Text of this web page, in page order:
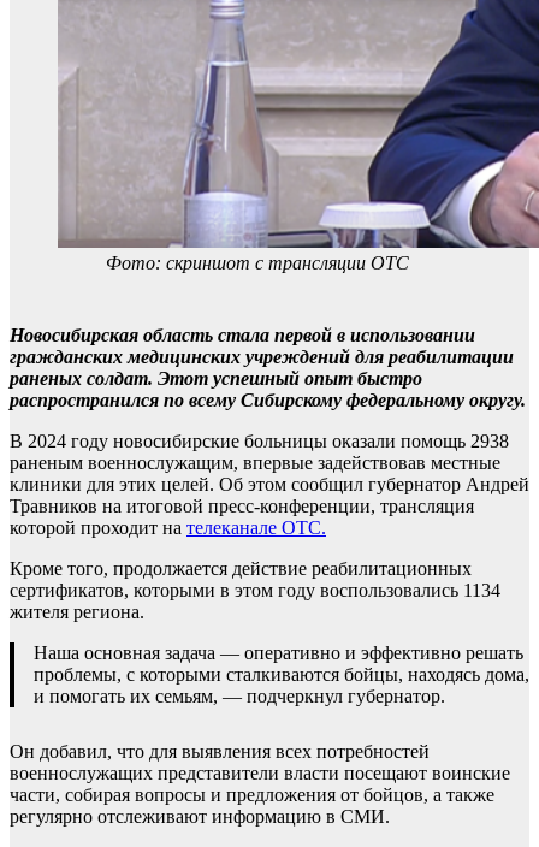
Фото: скриншот с трансляции ОТС
Новосибирская область стала первой в использовании
гражданских медицинских учреждений для реабилитации
раненых солдат. Этот успешный опыт быстро
распространился по всему Сибирскому федеральному округу.
В 2024 году новосибирские больницы оказали помощь 2938
раненым военнослужащим, впервые задействовав местные
клиники для этих целей. Об этом сообщил губернатор Андрей
Травников на итоговой пресс-конференции, трансляция
которой проходит на телеканале ОТС.
Кроме того, продолжается действие реабилитационных
сертификатов, которыми в этом году воспользовались 1134
жителя региона.
Наша основная задача — оперативно и эффективно решать
проблемы, с которыми сталкиваются бойцы, находясь дома,
и помогать их семьям, — подчеркнул губернатор.
Он добавил, что для выявления всех потребностей
военнослужащих представители власти посещают воинские
части, собирая вопросы и предложения от бойцов, а также
регулярно отслеживают информацию в СМИ.